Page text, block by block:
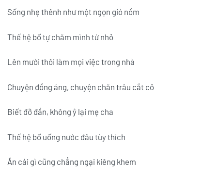
Sống nhẹ thênh như một ngọn gió nồm
Thế hệ bố tự chăm mình từ nhỏ
Lên mười thôi làm mọi việc trong nhà
Chuyện đồng áng, chuyện chăn trâu cắt cỏ
Biết đỡ đần, không ỷ lại mẹ cha
Thế hệ bố uống nước đâu tùy thích
Ăn cái gì cũng chẳng ngại kiêng khem